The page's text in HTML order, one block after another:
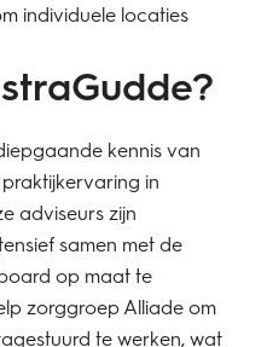
individuele locaties
kennis van
in
adviseurs zijn
samen met de
op maat te
zorggroep Alliade om
te werken, wat